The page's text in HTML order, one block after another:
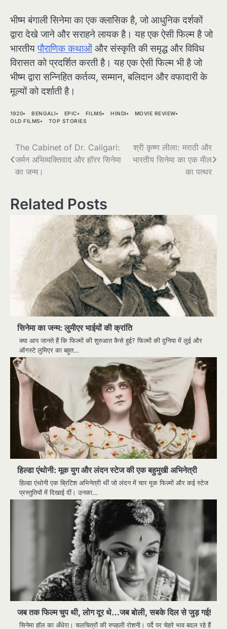
भीष्म बंगाली सिनेमा का एक क्लासिक है, जो आधुनिक दर्शकों
द्वारा देखे जाने और सराहने लायक है। यह एक ऐसी फिल्म है जो
भारतीयपौराणिक कथाओं और संस्कृति की समृद्ध और विविध
विरासत को प्रदर्शित करती है। यह एक ऐसी फिल्म भी है जो
भीष्म द्वारा सन्निहित कर्तव्य, सम्मान, बलिदान और वफादारी के
मूल्यों को दर्शाती है।
1920 BENGALI EPIC FILMS HINDI
MOVIE REVIEW
OLD FILMS
TOP STORIES
Post
navigation
The Cabinet of Dr. Caligari:
जर्मन अभिव्यक्तिवाद और हॉरर सिनेमा
का जन्म।
श्री कृष्ण लीला: मराठी और
भारतीय सिनेमा का एक मील
का पत्थर
Related Posts
सिनेमा का जन्म: लुमीएर भाईयों की क्रांति
क्या आप जानते हैं कि फिल्मों की शुरुआत कैसे हुई? फिल्मों की दुनिया में लुई और
ऑगस्टे लुमिएर का बहुत…
हिल्डा एंथोनी: मूक युग और लंदन स्टेज की एक बहुमुखी अभिनेत्री
हिल्डा एंथोनी एक ब्रिटिश अभिनेत्री थीं जो लंदन में चार मूक फिल्मों और कई स्टेज
प्रस्तुतियों में दिखाई दीं। उनका…
जब तक फिल्म चुप थी, लोग दूर थे…जब बोली, सबके दिल से जुड़ गई!
सिनेमा हॉल का अँधेरा। चलचित्रों की रुपहली रोशनी। पर्दे पर चेहरे भाव बदल रहे हैं